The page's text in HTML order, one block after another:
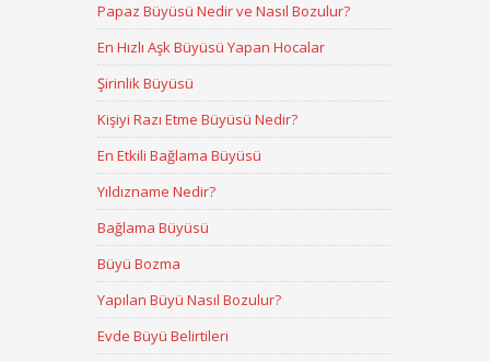
Papaz Büyüsü Nedir ve Nasıl Bozulur?
En Hızlı Aşk Büyüsü Yapan Hocalar
Şirinlik Büyüsü
Kişiyi Razı Etme Büyüsü Nedir?
En Etkili Bağlama Büyüsü
Yıldızname Nedir?
Bağlama Büyüsü
Büyü Bozma
Yapılan Büyü Nasıl Bozulur?
Evde Büyü Belirtileri